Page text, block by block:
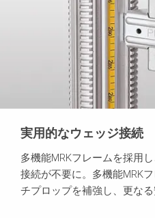
実用的なウェッジ接続
多機能MRKフレームを採用
接続が不要に。多機能MRK
チプロップを補強し、更なる